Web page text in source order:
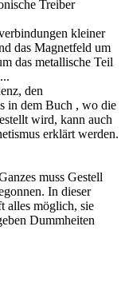
Treiber
kleiner
das Magnetfeld um
das metallische Teil
den
in dem Buch , wo die
wird, kann auch
erklärt werden.
muss Gestell
In dieser
alles möglich, sie
Dummheiten